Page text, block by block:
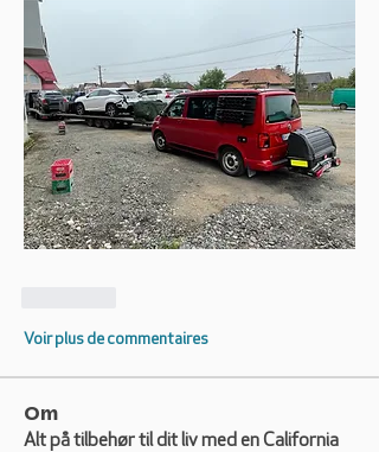
Voir plus de commentaires
Om
Alt på tilbehør til dit liv med en California